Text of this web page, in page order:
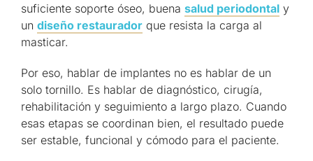
suficiente soporte óseo, buena salud periodontal y
un diseño restaurador que resista la carga al
masticar.
Por eso, hablar de implantes no es hablar de un
solo tornillo. Es hablar de diagnóstico, cirugía,
rehabilitación y seguimiento a largo plazo. Cuando
esas etapas se coordinan bien, el resultado puede
ser estable, funcional y cómodo para el paciente.